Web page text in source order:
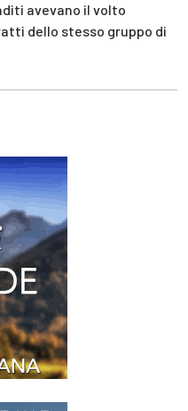
avevano il volto
dello stesso gruppo di